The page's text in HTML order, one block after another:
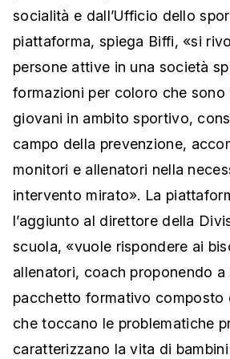
socialità e dall’Ufficio dello
piattaforma, spiega Biffi, «si
persone attive in una società
formazioni per coloro che
giovani in ambito sportivo,
campo della prevenzione,
monitori e allenatori nella
intervento mirato». La
l’aggiunto al direttore della
scuola, «vuole rispondere ai
allenatori, coach proponendo a
pacchetto formativo composto
che toccano le problematiche
caratterizzano la vita di